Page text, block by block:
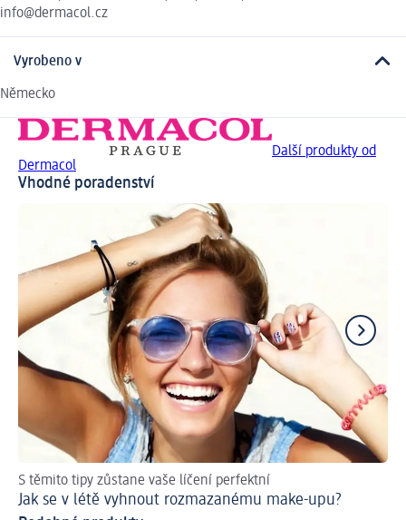
info@dermacol.cz
Vyrobeno v
Německo
Další produkty od
Dermacol
Vhodné poradenství
S těmito tipy zůstane vaše líčení perfektní
Jak se v létě vyhnout rozmazanému make-upu?